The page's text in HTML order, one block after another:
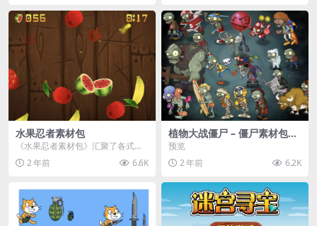
水果忍者素材包
《水果忍者素材包》汇聚了各式鲜
美诱人的水果图像与清脆悦耳的切
割音效，专为追求极致...
2 年前 6.6K
植物大战僵尸 – 僵尸素材包
【可预览】
预览
2 年前
6.2K